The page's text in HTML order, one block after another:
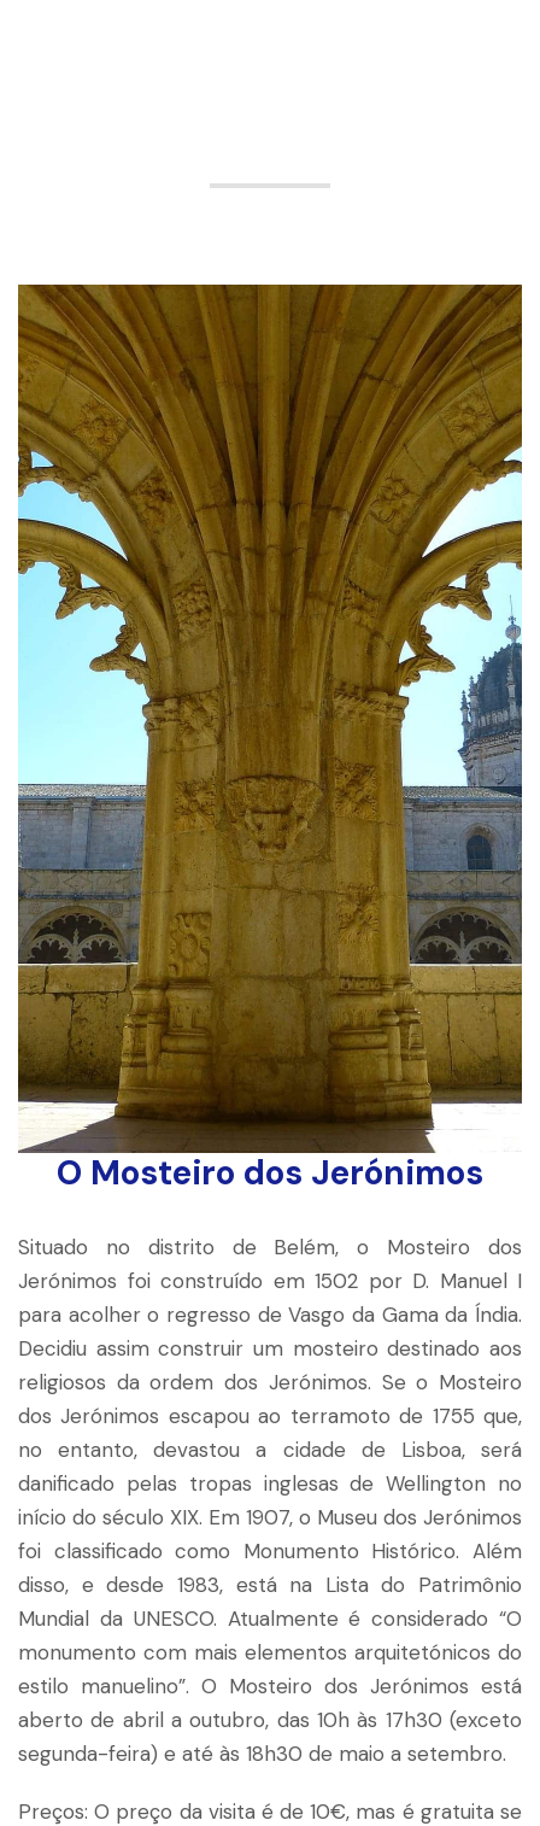
O Mosteiro dos Jerónimos
Situado no distrito de Belém, o Mosteiro dos
Jerónimos foi construído em 1502 por D. Manuel I
para acolher o regresso de Vasgo da Gama da Índia.
Decidiu assim construir um mosteiro destinado aos
religiosos da ordem dos Jerónimos. Se o Mosteiro
dos Jerónimos escapou ao terramoto de 1755 que,
no entanto, devastou a cidade de Lisboa, será
danificado pelas tropas inglesas de Wellington no
início do século XIX. Em 1907, o Museu dos Jerónimos
foi classificado como Monumento Histórico. Além
disso, e desde 1983, está na Lista do Patrimônio
Mundial da UNESCO. Atualmente é considerado “O
monumento com mais elementos arquitetónicos do
estilo manuelino”. O Mosteiro dos Jerónimos está
aberto de abril a outubro, das 10h às 17h30 (exceto
segunda-feira) e até às 18h30 de maio a setembro.
Preços: O preço da visita é de 10€, mas é gratuita se